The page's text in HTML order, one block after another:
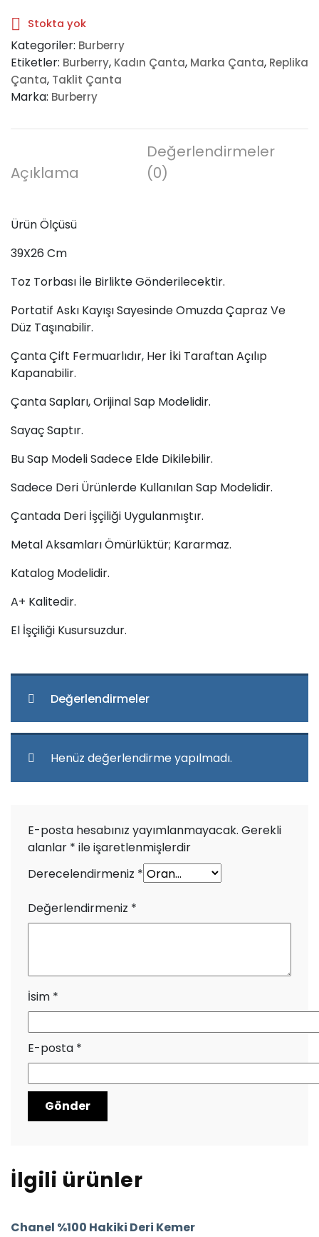
Stokta yok
Kategoriler: Burberry
Etiketler: Burberry, Kadın Çanta, Marka Çanta, Replika
Çanta, Taklit Çanta
Marka: Burberry
Açıklama
Değerlendirmeler
(0)
Ürün Ölçüsü
39X26 Cm
Toz Torbası İle Birlikte Gönderilecektir.
Portatif Askı Kayışı Sayesinde Omuzda Çapraz Ve
Düz Taşınabilir.
Çanta Çift Fermuarlıdır, Her İki Taraftan Açılıp
Kapanabilir.
Çanta Sapları, Orijinal Sap Modelidir.
Sayaç Saptır.
Bu Sap Modeli Sadece Elde Dikilebilir.
Sadece Deri Ürünlerde Kullanılan Sap Modelidir.
Çantada Deri İşçiliği Uygulanmıştır.
Metal Aksamları Ömürlüktür; Kararmaz.
Katalog Modelidir.
A+ Kalitedir.
El İşçiliği Kusursuzdur.
Değerlendirmeler
Henüz değerlendirme yapılmadı.
E-posta hesabınız yayımlanmayacak. Gerekli
alanlar * ile işaretlenmişlerdir
Derecelendirmeniz *
Değerlendirmeniz *
İsim *
E-posta *
İlgili ürünler
Chanel %100 Hakiki Deri Kemer